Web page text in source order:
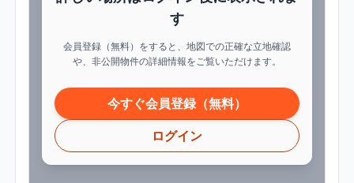
す
会員登録（無料）をすると、地図での正確な立地確認
や、非公開物件の詳細情報をご覧いただけます。
今すぐ会員登録（無料）
ログイン